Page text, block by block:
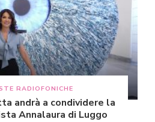
RADIOFONICHE
andrà a condividere la
Annalaura di Luggo